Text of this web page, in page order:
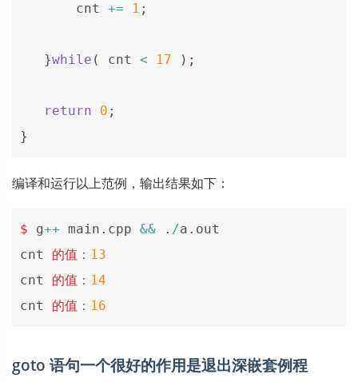
cnt += 1 ;
}while ( cnt < 17 );
return 0 ;
}
编译和运行以上范例，输出结果如下：
$ g++ main . cpp && . /a . out
cnt
的值： 13
cnt
的值： 14
cnt
的值： 16
goto 语句一个很好的作用是退出深嵌套例程